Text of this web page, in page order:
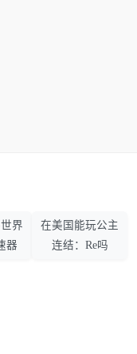
界
器
在美国能玩公主
连结：Re吗